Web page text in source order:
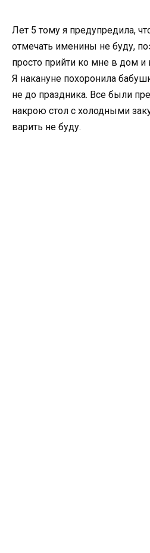
Лет 5 тому я предупредила,
отмечать именины не буду,
просто прийти ко мне в дом
Я накануне похоронила
не до праздника. Все были
накрою стол с холодными
варить не буду.